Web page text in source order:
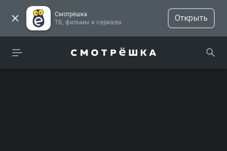
Смотрёшка
ТВ, фильмы и сериалы
Открыть